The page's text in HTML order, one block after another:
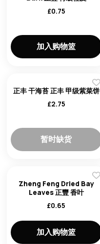
£0.75
加入购物篮
正丰 干海苔 正丰 甲级紫菜饼
£2.75
暂时缺货
Zheng Feng Dried Bay
Leaves 正豐 香叶
£0.65
加入购物篮